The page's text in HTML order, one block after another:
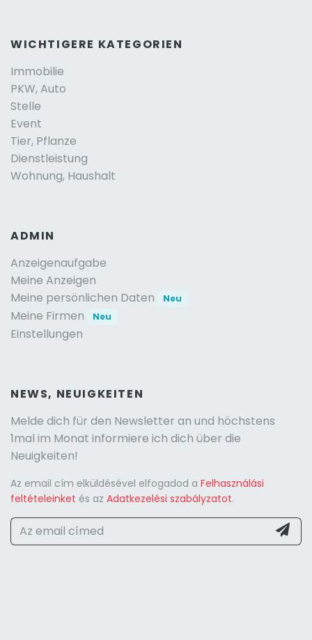
WICHTIGERE KATEGORIEN
Immobilie
PKW, Auto
Stelle
Event
Tier, Pflanze
Dienstleistung
Wohnung, Haushalt
ADMIN
Anzeigenaufgabe
Meine Anzeigen
Meine persönlichen Daten
Neu
Meine Firmen Neu
Einstellungen
NEWS, NEUIGKEITEN
Melde dich für den Newsletter an und höchstens
1mal im Monat informiere ich dich über die
Neuigkeiten!
Az email cím elküldésével elfogadod a Felhasználási
feltételeinket és az Adatkezelési szabályzatot.